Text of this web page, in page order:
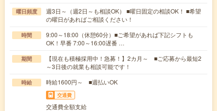
曜日頻度
週3日～（週2日～も相談OK） ■曜日固定の相談OK！ ■希望
の曜日があればご相談ください！
時間
9:00～18:00（休憩60分）■ご希望があれば下記シフトも
OK！早番 7:00～16:00遅番 …
期間
【現在も積極採用中！急募！】2カ月～ ■ご応募から最短2
～3日後の就業も相談可能です！
時給 時給1600円～ ■週払いOK
交通費
交通費全額支給